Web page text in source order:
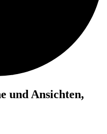
und Ansichten,